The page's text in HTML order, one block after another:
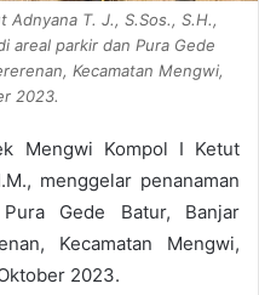
Adnyana T. J., S.Sos., S.H.,
areal parkir dan Pura Gede
Kecamatan Mengwi,
2023.
Mengwi Kompol I Ketut
menggelar penanaman
Gede Batur, Banjar
Kecamatan Mengwi,
2023.